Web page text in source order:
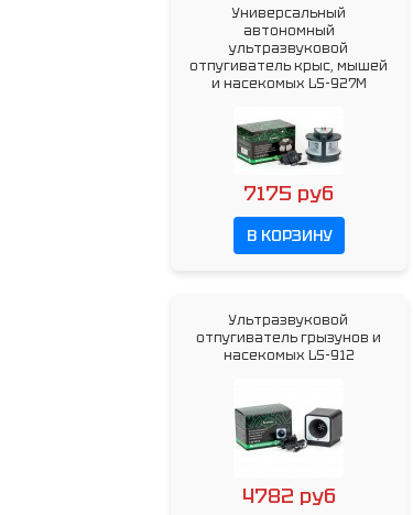
Универсальный
автономный
ультразвуковой
отпугиватель крыс, мышей
и насекомых LS-927M
7175 руб
В КОРЗИНУ
Ультразвуковой
отпугиватель грызунов и
насекомых LS-912
4782 руб